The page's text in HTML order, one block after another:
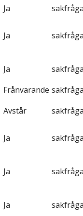
Ja
Ja
Ja
Frånvarande
Avstår
Ja
Ja
Ja